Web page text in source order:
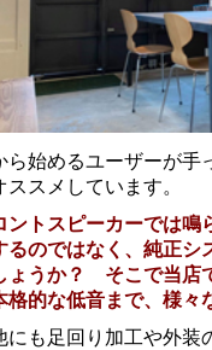
ら始めるユーザーが手
ススメしています。
ントスピーカーでは
るのではなく、純正シ
ょうか？ そこで当店
格的な低音まで、様々
にも足回り加工や外装